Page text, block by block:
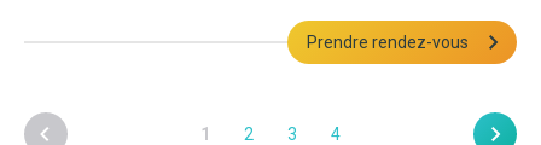
Prendre rendez-vous
1 2 3 4